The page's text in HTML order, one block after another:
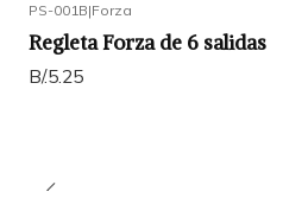
PS-001B|Forza
Regleta Forza de 6 salidas
B/.5.25